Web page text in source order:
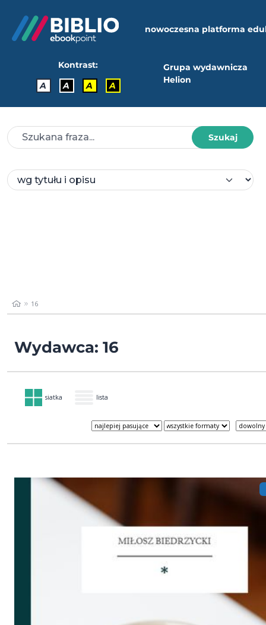
nowoczesna platforma
Kontrast:
A
A A A
Grupa wydawnicza
Helion
Szukaj
16
Wydawca: 16
siatka lista